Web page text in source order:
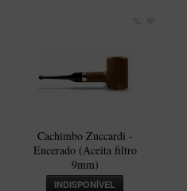
Cachimbo Zuccardi -
Encerado (Aceita filtro
9mm)
INDISPONÍVEL